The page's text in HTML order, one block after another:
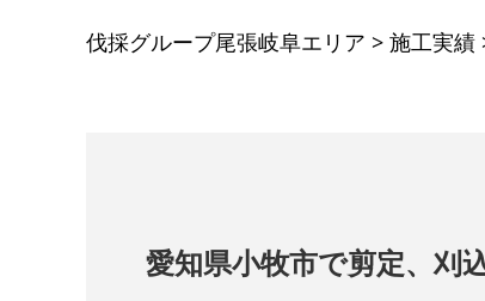
伐採グループ尾張岐阜エリア > 施工実績
愛知県小牧市で剪定、刈